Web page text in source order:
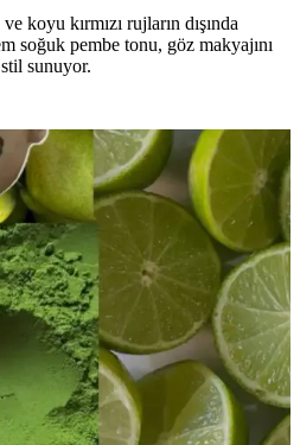
koyu kırmızı rujların dışında
soğuk pembe tonu, göz makyajını
sunuyor.